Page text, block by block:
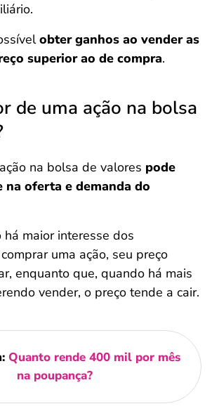
obter ganhos ao vender as
superior ao de compra.
de uma ação na bolsa
na bolsa de valores pode
na oferta e demanda do
há maior interesse dos
uma ação, seu preço
enquanto que, quando há mais
vender, o preço tende a cair.
Quanto rende 400 mil por mês
na poupança?